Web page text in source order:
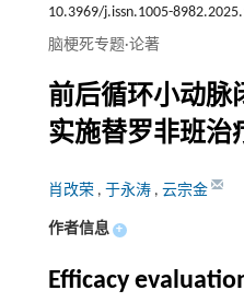
10.3969/j.issn.1005-
脑梗死专题·论著
前后循环小动脉
实施替罗非班治
肖改荣 , 于永涛 , 云宗金
作者信息 +
Efficacy